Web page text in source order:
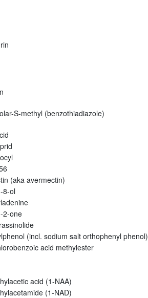
S-methyl (benzothiadiazole)
(aka avermectin)
8-ol
2-one
(incl. sodium salt orthophenyl phenol)
acid methylester
acid (1-NAA)
(1-NAD)